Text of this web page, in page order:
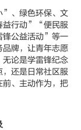
、绿色环保、文
益行动”“便民服
公益活动”等一
牌，让青年志愿
论是学雷锋纪念
还是日常社区服
、主动作为，把